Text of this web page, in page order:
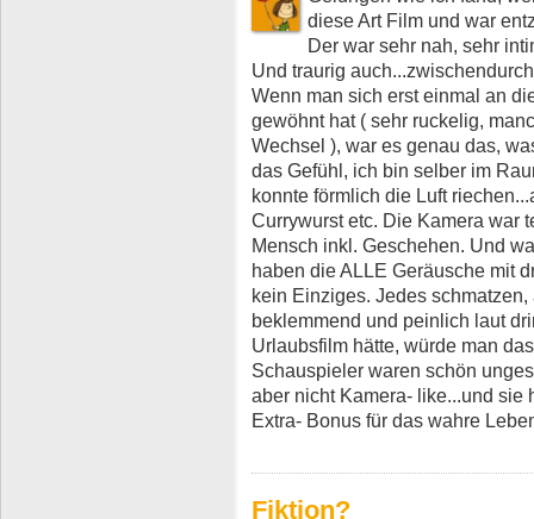
diese Art Film und war
Der war sehr nah, sehr
Und traurig
Wenn man sich erst einmal an
gewöhnt hat ( sehr ruckelig,
Wechsel ), war es genau das,
das Gefühl, ich bin selber im
konnte förmlich die Luft
Currywurst etc. Die Kamera war
Mensch inkl. Geschehen. Und
haben die ALLE Geräusche mit
kein Einziges. Jedes
beklemmend und peinlich laut
Urlaubsfilm hätte, würde man
Schauspieler waren schön
aber nicht Kamera- like...und
Extra- Bonus für das wahre
Fiktion?